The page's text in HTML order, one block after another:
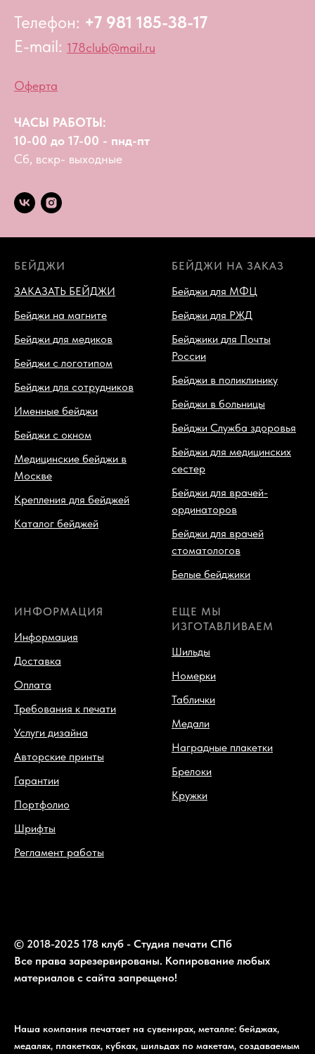
Телефон: +7 981 185-38-17
E-mail: 178club@mail.ru
Оферта
ЧАСЫ РАБОТЫ:
10-00 до 17-00 - пнд-пт
Сб, вскр- выходные
БЕЙДЖИ
ЗАКАЗАТЬ БЕЙДЖИ
Бейджи на магните
Бейджи для медиков
Бейджи с логотипом
Бейджи для сотрудников
Именные бейджи
Бейджи с окном
Медицинские бейджи в
Москве
Крепления для бейджей
Каталог бейджей
БЕЙДЖИ НА ЗАКАЗ
Бейджи для МФЦ
Бейджи для РЖД
Бейджики для Почты
России
Бейджи в поликлинику
Бейджи в больницы
Бейджи Служба здоровья
Бейджи для медицинских
сестер
Бейджи для врачей-
ординаторов
Бейджи для врачей
стоматологов
Белые бейджики
ИНФОРМАЦИЯ
Информация
Доставка
Оплата
Требования к печати
Услуги дизайна
Авторские принты
Гарантии
Портфолио
Шрифты
Регламент работы
ЕЩЕ МЫ
ИЗГОТАВЛИВАЕМ
Шильды
Номерки
Таблички
Медали
Наградные плакетки
Брелоки
Кружки
© 2018-2025 178 клуб - Студия печати СПб
Все права зарезервированы. Копирование любых
материалов с сайта запрещено!
Наша компания печатает на сувенирах, металле: бейджах,
медалях, плакетках, кубках, шильдах по макетам, создаваемым